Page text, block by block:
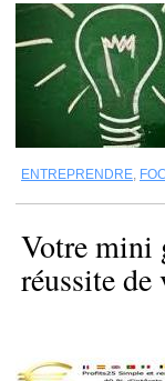
ENTREPRENDRE,
Votre mini
réussite